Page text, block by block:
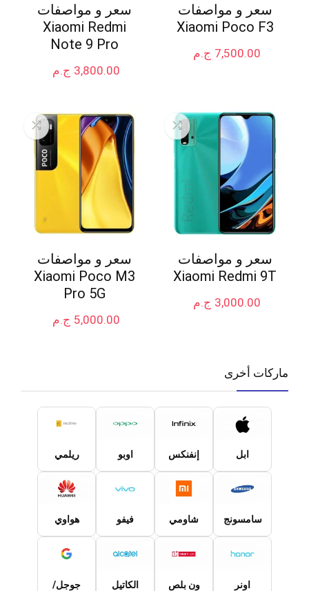
سعر و مواصفات
Xiaomi Poco F3
ج.م 7,500.00
سعر و مواصفات
Xiaomi Redmi
Note 9 Pro
ج.م 3,800.00
سعر و مواصفات
Xiaomi Redmi 9T
ج.م 3,000.00
سعر و مواصفات
Xiaomi Poco M3
Pro 5G
ج.م 5,000.00
ماركات أخرى
ابل إنفنكس اوبو ريلمي
سامسونج شاومي فيفو هواوي
اونر ون بلص الكاتيل
جوجل/